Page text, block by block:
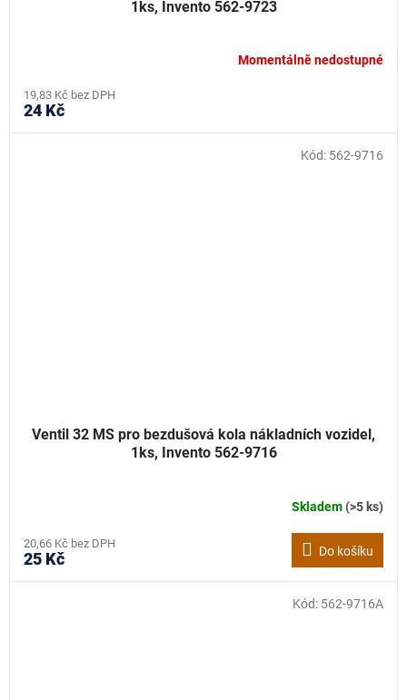
1ks, Invento 562-9723
Momentálně nedostupné
19,83 Kč bez DPH
24 Kč
Ventil 32 MS pro bezdušová kola nákladních vozidel,
1ks, Invento 562-9716
Skladem(>5 ks)
20,66 Kč bez DPH
25 Kč Do košíku
Kód: 562-9716
Kód: 562-9716A